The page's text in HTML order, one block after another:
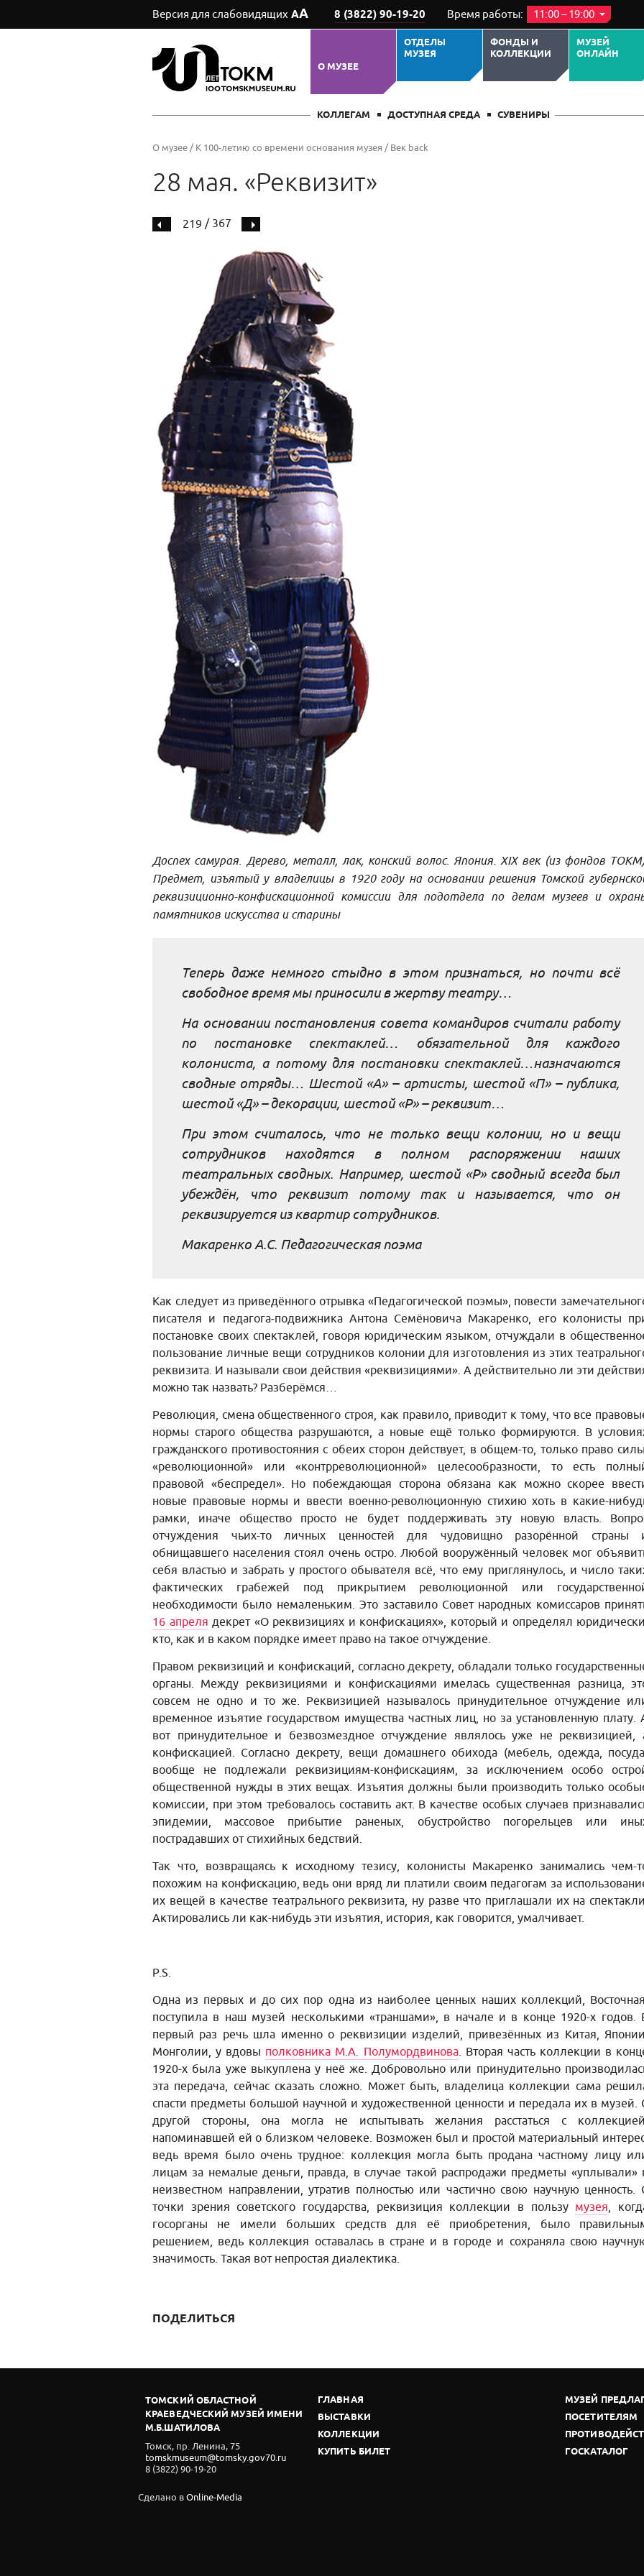
Версия для слабовидящих АА 8 (3822) 90-19-20 Время работы: 11:00 – 19:00
О МУЗЕЕ
ОТДЕЛЫ
МУЗЕЯ
ФОНДЫ И
КОЛЛЕКЦИИ
МУЗЕЙ
ОНЛАЙН
КОЛЛЕГАМ ДОСТУПНАЯ СРЕДА СУВЕНИРЫ
О музее/ К 100-летию со времени основания музея / Век back
28 мая. «Реквизит»
219 / 367
Доспех самурая. Дерево, металл, лак, конский волос. Япония. XIX век (из фондов
Предмет, изъятый у владелицы в 1920 году на основании решения Томской
реквизиционно-конфискационной комиссии для подотдела по делам музеев и
памятников искусства и старины
Теперь даже немного стыдно в этом признаться, но почти всё
свободное время мы приносили в жертву театру…
На основании постановления совета командиров считали работу
по постановке спектаклей… обязательной для каждого
колониста, а потому для постановки спектаклей…назначаются
сводные отряды… Шестой «А» – артисты, шестой «П» – публика,
шестой «Д» – декорации, шестой «Р» – реквизит…
При этом считалось, что не только вещи колонии, но и вещи
сотрудников находятся в полном распоряжении наших
театральных сводных. Например, шестой «Р» сводный всегда был
убеждён, что реквизит потому так и называется, что он
реквизируется из квартир сотрудников.
Макаренко А.С. Педагогическая поэма
Как следует из приведённого отрывка «Педагогической поэмы», повести
писателя и педагога-подвижника Антона Семёновича Макаренко, его колонисты
постановке своих спектаклей, говоря юридическим языком, отчуждали в
пользование личные вещи сотрудников колонии для изготовления из этих
реквизита. И называли свои действия «реквизициями». А действительно ли эти
можно так назвать? Разберёмся…
Революция, смена общественного строя, как правило, приводит к тому, что все
нормы старого общества разрушаются, а новые ещё только формируются. В
гражданского противостояния с обеих сторон действует, в общем-то, только право
«революционной» или «контрреволюционной» целесообразности, то есть
правовой «беспредел». Но побеждающая сторона обязана как можно скорее
новые правовые нормы и ввести военно-революционную стихию хоть в какие-
рамки, иначе общество просто не будет поддерживать эту новую власть.
отчуждения чьих-то личных ценностей для чудовищно разорённой страны
обнищавшего населения стоял очень остро. Любой вооружённый человек мог
себя властью и забрать у простого обывателя всё, что ему приглянулось, и число
фактических грабежей под прикрытием революционной или
необходимости было немаленьким. Это заставило Совет народных комиссаров
16 апреля декрет «О реквизициях и конфискациях», который и определял
кто, как и в каком порядке имеет право на такое отчуждение.
Правом реквизиций и конфискаций, согласно декрету, обладали только
органы. Между реквизициями и конфискациями имелась существенная разница,
совсем не одно и то же. Реквизицией называлось принудительное отчуждение
временное изъятие государством имущества частных лиц, но за установленную плату.
вот принудительное и безвозмездное отчуждение являлось уже не реквизицией,
конфискацией. Согласно декрету, вещи домашнего обихода (мебель, одежда,
вообще не подлежали реквизициям-конфискациям, за исключением особо
общественной нужды в этих вещах. Изъятия должны были производить только
комиссии, при этом требовалось составить акт. В качестве особых случаев
эпидемии, массовое прибытие раненых, обустройство погорельцев или
пострадавших от стихийных бедствий.
Так что, возвращаясь к исходному тезису, колонисты Макаренко занимались чем-
похожим на конфискацию, ведь они вряд ли платили своим педагогам за
их вещей в качестве театрального реквизита, ну разве что приглашали их на
Актировались ли как-нибудь эти изъятия, история, как говорится, умалчивает.
P.S.
Одна из первых и до сих пор одна из наиболее ценных наших коллекций,
поступила в наш музей несколькими «траншами», в начале и в конце 1920-х годов.
первый раз речь шла именно о реквизиции изделий, привезённых из Китая,
Монголии, у вдовы полковника М.А. Полумордвинова. Вторая часть коллекции в
1920-х была уже выкуплена у неё же. Добровольно или принудительно
эта передача, сейчас сказать сложно. Может быть, владелица коллекции сама
спасти предметы большой научной и художественной ценности и передала их в музей.
другой стороны, она могла не испытывать желания расстаться с
напоминавшей ей о близком человеке. Возможен был и простой материальный
ведь время было очень трудное: коллекция могла быть продана частному лицу
лицам за немалые деньги, правда, в случае такой распродажи предметы «уплывали»
неизвестном направлении, утратив полностью или частично свою научную ценность.
точки зрения советского государства, реквизиция коллекции в пользу музея,
госорганы не имели больших средств для её приобретения, было
решением, ведь коллекция оставалась в стране и в городе и сохраняла свою
значимость. Такая вот непростая диалектика.
ПОДЕЛИТЬСЯ
ТОМСКИЙ ОБЛАСТНОЙ
КРАЕВЕДЧЕСКИЙ МУЗЕЙ ИМЕНИ
М.Б.ШАТИЛОВА
Томск, пр. Ленина, 75
tomskmuseum@tomsky.gov70.ru
8 (3822) 90-19-20
ГЛАВНАЯ
МУЗЕЙ
ВЫСТАВКИ
ПОСЕТИТЕЛЯМ
КОЛЛЕКЦИИ
КУПИТЬ БИЛЕТ
ГОСКАТАЛОГ
Сделано вOnline-Media